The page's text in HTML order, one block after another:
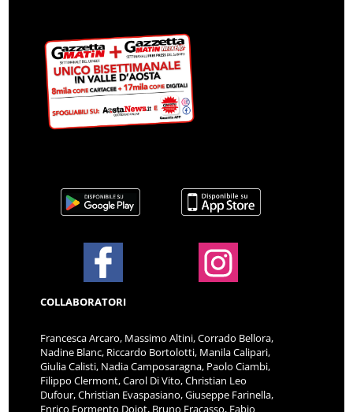
COLLABORATORI
Francesca Arcaro, Massimo Altini, Corrado Bellora,
Nadine Blanc, Riccardo Bortolotti, Manila Calipari,
Giulia Calisti, Nadia Camposaragna, Paolo Ciambi,
Filippo Clermont, Carol Di Vito, Christian Leo
Dufour, Christian Evaspasiano, Giuseppe Farinella,
Enrico Formento Dojot, Bruno Fracasso, Fabio